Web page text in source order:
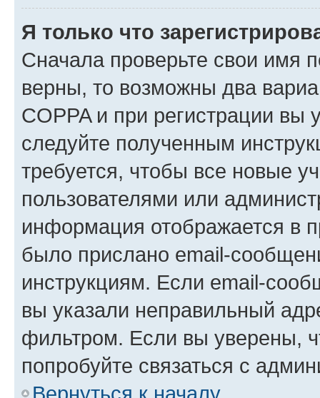
Я только что
Сначала проверьте свои имя
верны, то возможны два
COPPA и при регистрации вы
следуйте полученным
требуется, чтобы все новые
пользователями или
информация отображается в
было прислано email-
инструкциям. Если email-
вы указали неправильный
фильтром. Если вы уверены,
попробуйте связаться с
Вернуться к началу